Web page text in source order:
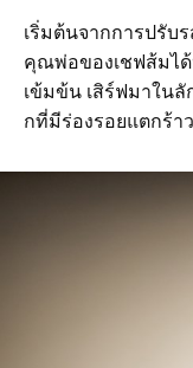
เริ่มต้นจากการปรับ
คุณพ่อของเชฟส้มได้
เข้มข้น เสิร์ฟมาใน
กที่มีร่องรอยแตกร้า